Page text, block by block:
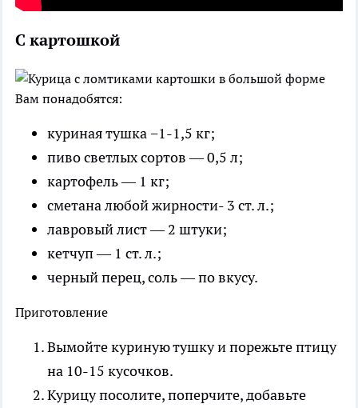
С картошкой
Вам понадобятся:
куриная тушка −1-1,5 кг;
пиво светлых сортов — 0,5 л;
картофель — 1 кг;
сметана любой жирности- 3 ст. л.;
лавровый лист — 2 штуки;
кетчуп — 1 ст. л.;
черный перец, соль — по вкусу.
Приготовление
Вымойте куриную тушку и порежьте птицу
на 10-15 кусочков.
Курицу посолите, поперчите, добавьте